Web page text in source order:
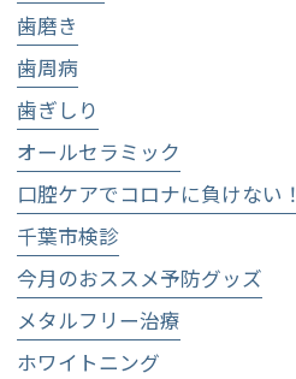
歯磨き
歯周病
歯ぎしり
オールセラミック
口腔ケアでコロナに負けない！
千葉市検診
今月のおススメ予防グッズ
メタルフリー治療
ホワイトニング